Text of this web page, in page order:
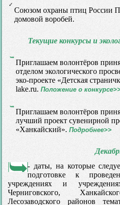
Союзом охраны птиц России
домовой воробей.
Текущие конкурсы и
Приглашаем волонтёров
отделом экологического
эко-проекте «Детская
lake.ru. Положение о
Приглашаем волонтёров
лучший проект сувенирной
«Ханкайский». Подробнее>>
- даты, на которые
подготовке к
учреждениях и
Черниговского,
Лесозаводского районов